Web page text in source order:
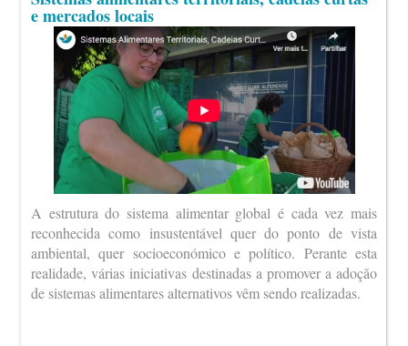
e mercados locais
A estrutura do sistema alimentar global é cada vez mais
reconhecida como insustentável quer do ponto de vista
ambiental, quer socioeconómico e político. Perante esta
realidade, várias iniciativas destinadas a promover a adoção
de sistemas alimentares alternativos vêm sendo realizadas.